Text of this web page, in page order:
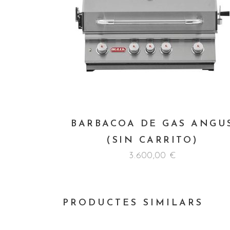
BARBACOA DE GAS
(SIN CARRITO)
3.600,00 €
PRODUCTES SIMILARS